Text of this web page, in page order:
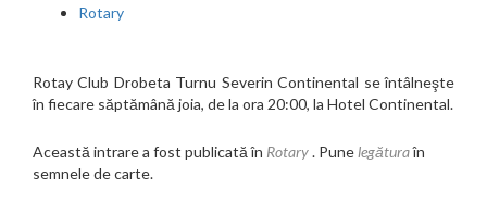
Rotary
Rotay Club Drobeta Turnu Severin Continental se întâlneşte
în fiecare săptămână joia, de la ora 20:00, la Hotel Continental.
Această intrare a fost publicată în Rotary. Punelegăturaîn
semnele de carte.